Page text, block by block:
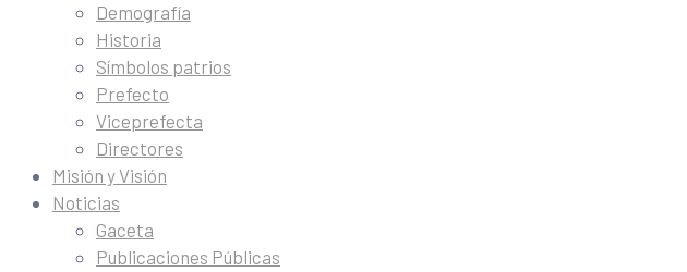
Demografía
Historia
Símbolos patrios
Prefecto
Viceprefecta
Directores
Misión y Visión
Noticias
Gaceta
Publicaciones Públicas